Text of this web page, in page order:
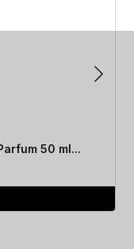
50 ml...